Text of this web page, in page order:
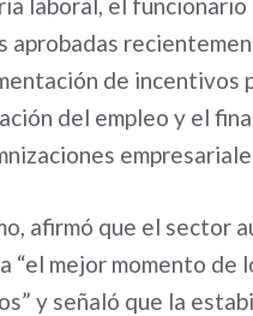
aprobadas
de incentivos
del empleo y el
afirmó que el sector
“el mejor momento de
y señaló que la